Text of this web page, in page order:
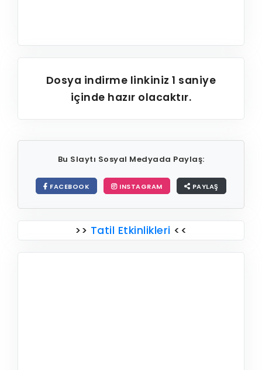
Dosya indirme linkiniz1 saniye
içinde hazır olacaktır.
Bu Slaytı Sosyal Medyada Paylaş:
FACEBOOK INSTAGRAM PAYLAŞ
>> Tatil Etkinlikleri <<